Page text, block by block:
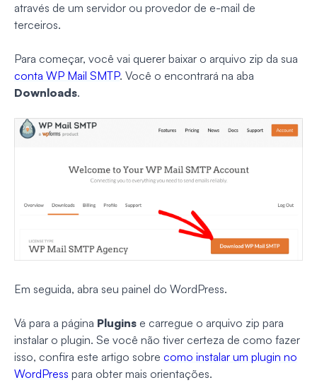
através de um servidor ou provedor de e-mail de
terceiros.
Para começar, você vai querer baixar o arquivo zip da sua
conta WP Mail SMTP. Você o encontrará na aba
Downloads.
Em seguida, abra seu painel do WordPress.
Vá para a página Plugins e carregue o arquivo zip para
instalar o plugin. Se você não tiver certeza de como fazer
isso, confira este artigo sobre como instalar um plugin no
WordPress para obter mais orientações.